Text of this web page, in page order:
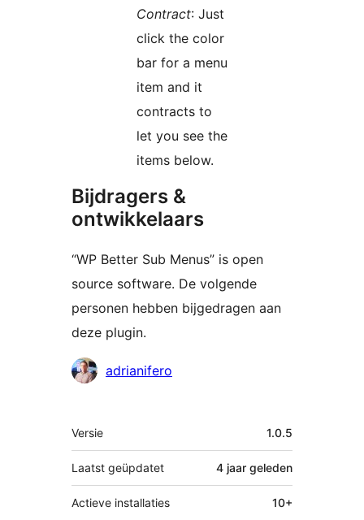
Contract: Just
click the color
bar for a menu
item and it
contracts to
let you see the
items below.
Bijdragers &
ontwikkelaars
“WP Better Sub Menus” is open
source software. De volgende
personen hebben bijgedragen aan
deze plugin.
Bijdragersadrianifero
Meta
Versie 1.0.5
Laatst geüpdatet 4 jaar geleden
Actieve installaties 10+